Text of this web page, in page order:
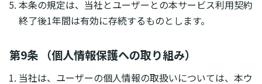
本条の規定は、当社とユーザーとの本サービス利用契約
終了後1年間は有効に存続するものとします。
第9条 （個人情報保護への取り組み）
当社は、ユーザーの個人情報の取扱いについては、本ウ